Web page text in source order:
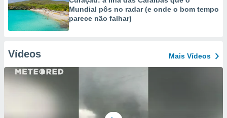
Mundial pôs no radar (e onde o bom tempo
parece não falhar)
Vídeos Mais Vídeos